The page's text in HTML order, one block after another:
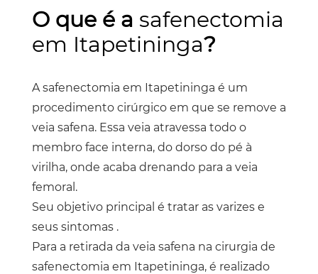
O que é a safenectomia
em Itapetininga?
Asafenectomia em Itapetininga é um
procedimento cirúrgico em que se remove a
veia safena. Essa veia atravessa todo o
membro face interna, do dorso do pé à
virilha, onde acaba drenando para a veia
femoral.
Seu objetivo principal é tratar as varizes e
seus sintomas .
Para a retirada da veia safena na cirurgia de
safenectomia em Itapetininga, é realizado